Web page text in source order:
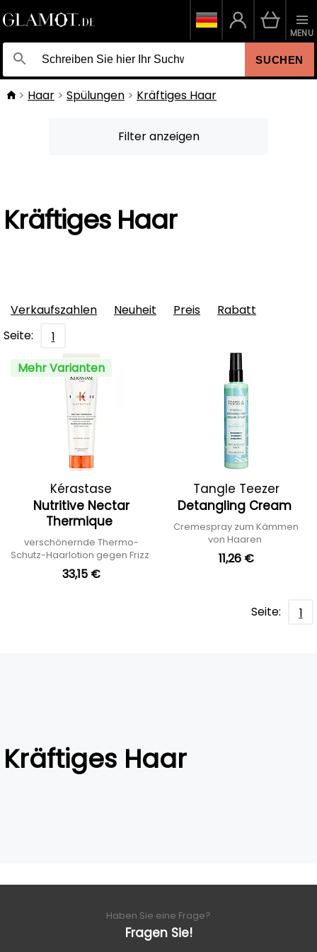
SUCHEN
MENU
Haar Spülungen Kräftiges Haar
Filter anzeigen
Kräftiges Haar
Verkaufszahlen Neuheit Preis
Rabatt
Seite:
1
Mehr Varianten
Kérastase
Nutritive Nectar
Thermique
verschönernde Thermo-
Schutz-Haarlotion gegen Frizz
33,15 €
Tangle Teezer
Detangling Cream
Cremespray zum Kämmen
von Haaren
11,26 €
Seite: 1
Kräftiges Haar
Haben Sie eine Frage?
Fragen Sie!